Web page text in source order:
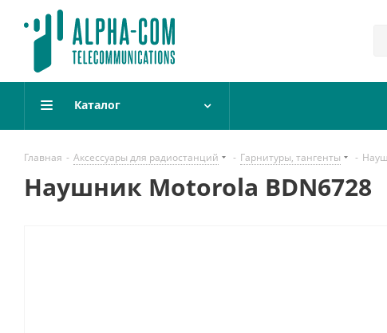
Каталог
Главная - Аксессуары для радиостанций - Гарнитуры, тангенты -
Наушник Motorola BDN6728